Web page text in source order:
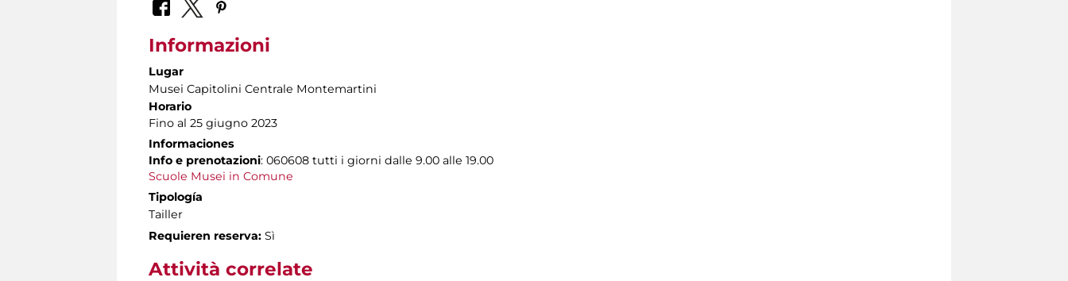
Informazioni
Lugar
Musei Capitolini Centrale Montemartini
Horario
Fino al 25 giugno 2023
Informaciones
Info e prenotazioni: 060608 tutti i giorni dalle 9.00 alle 19.00
Scuole Musei in Comune
Tipología
Tailler
Requieren reserva: Sì
Attività correlate